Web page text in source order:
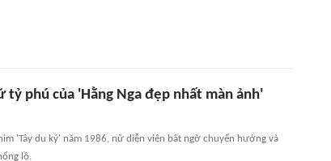
phú của 'Hằng Nga đẹp nhất màn ảnh'
'Tây du ký' năm 1986, nữ diễn viên bất ngờ chuyển hướng và
lồ.